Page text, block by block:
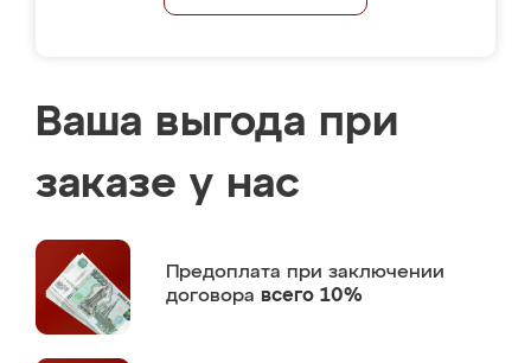
Ваша выгода при
заказе у нас
Предоплата при заключении
договора всего 10%